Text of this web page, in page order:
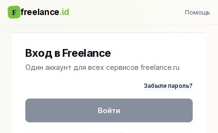
F freelance.id Помощь
Вход в Freelance
Один аккаунт для всех сервисов freelance.ru
Забыли пароль?
Войти